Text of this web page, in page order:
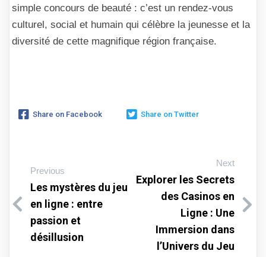
simple concours de beauté : c’est un rendez-vous
culturel, social et humain qui célèbre la jeunesse et la
diversité de cette magnifique région française.
Share on Facebook Share on Twitter
Previous
Les mystères du jeu
en ligne : entre
passion et
désillusion
Next
Explorer les Secrets
des Casinos en
Ligne : Une
Immersion dans
l’Univers du Jeu